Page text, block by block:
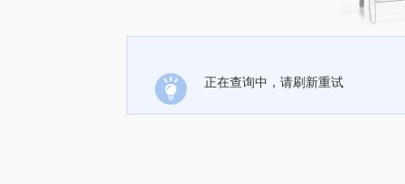
正在查询中，请刷新重试